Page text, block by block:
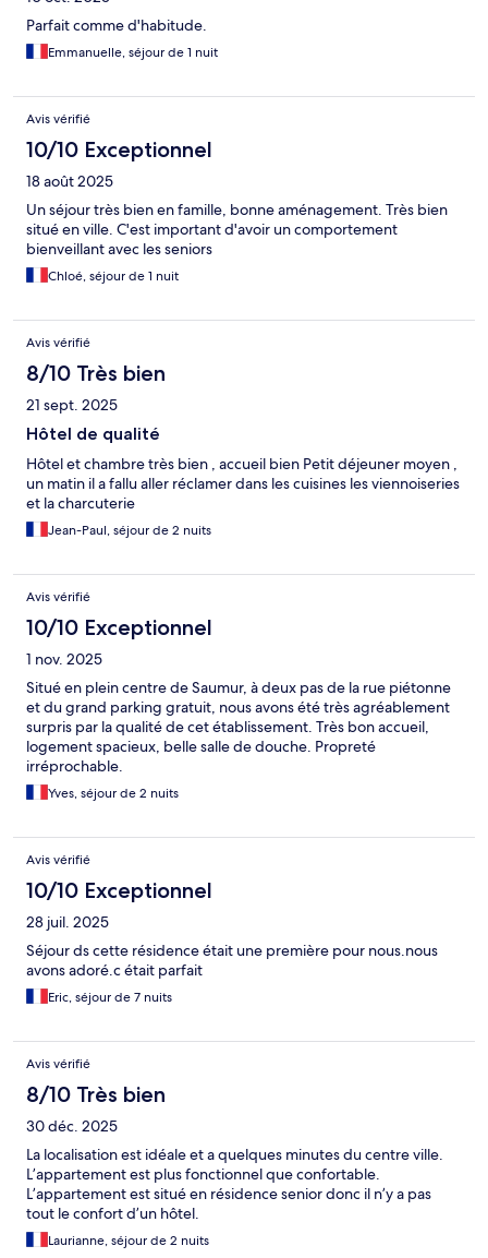
Parfait comme d'habitude.
Emmanuelle, séjour de 1 nuit
Avis vérifié
10/10 Exceptionnel
18 août 2025
Un séjour très bien en famille, bonne aménagement. Très bien
situé en ville. C'est important d'avoir un comportement
bienveillant avec les seniors
Chloé, séjour de 1 nuit
Avis vérifié
8/10 Très bien
21 sept. 2025
Hôtel de qualité
Hôtel et chambre très bien , accueil bien Petit déjeuner moyen ,
un matin il a fallu aller réclamer dans les cuisines les viennoiseries
et la charcuterie
Jean-Paul, séjour de 2 nuits
Avis vérifié
10/10 Exceptionnel
1 nov. 2025
Situé en plein centre de Saumur, à deux pas de la rue piétonne
et du grand parking gratuit, nous avons été très agréablement
surpris par la qualité de cet établissement. Très bon accueil,
logement spacieux, belle salle de douche. Propreté
irréprochable.
Yves, séjour de 2 nuits
Avis vérifié
10/10 Exceptionnel
28 juil. 2025
Séjour ds cette résidence était une première pour nous.nous
avons adoré.c était parfait
Eric, séjour de 7 nuits
Avis vérifié
8/10 Très bien
30 déc. 2025
La localisation est idéale et a quelques minutes du centre ville.
L’appartement est plus fonctionnel que confortable.
L’appartement est situé en résidence senior donc il n’y a pas
tout le confort d’un hôtel.
Laurianne, séjour de 2 nuits